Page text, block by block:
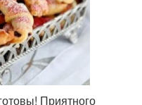
Приятного